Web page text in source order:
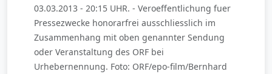
03.03.2013 - 20:15 UHR. - Veroeffentlichung fuer
Pressezwecke honorarfrei ausschliesslich im
Zusammenhang mit oben genannter Sendung
oder Veranstaltung des ORF bei
Urhebernennung. Foto: ORF/epo-film/Bernhard